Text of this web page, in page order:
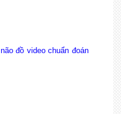
đồ video chuẩn đoán